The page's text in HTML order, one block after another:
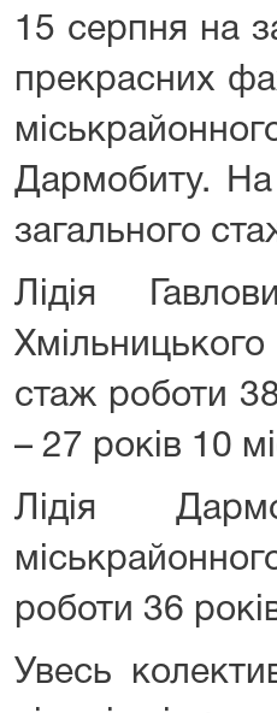
15 серпня на
прекрасних
Дармобиту.
загального
Лідія
стаж роботи
– 27 років 10
Лідія
роботи 36
Увесь